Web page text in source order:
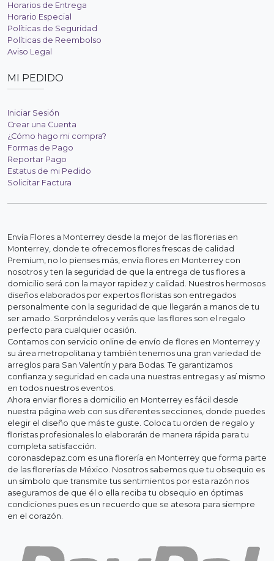
Horarios de Entrega
Horario Especial
Políticas de Seguridad
Políticas de Reembolso
Aviso Legal
MI PEDIDO
Iniciar Sesión
Crear una Cuenta
¿Cómo hago mi compra?
Formas de Pago
Reportar Pago
Estatus de mi Pedido
Solicitar Factura
Envía Flores a Monterrey desde la mejor de las florerias en
Monterrey, donde te ofrecemos flores frescas de calidad
Premium, no lo pienses más, envía flores en Monterrey con
nosotros y ten la seguridad de que la entrega de tus flores a
domicilio será con la mayor rapidez y calidad. Nuestros hermosos
diseños elaborados por expertos floristas son entregados
personalmente con la seguridad de que llegarán a manos de tu
ser amado. Sorpréndelos y verás que las flores son el regalo
perfecto para cualquier ocasión.
Contamos con servicio online de envío de flores en Monterrey y
su área metropolitana y también tenemos una gran variedad de
arreglos para San Valentín y para Bodas. Te garantizamos
confianza y seguridad en cada una nuestras entregas y así mismo
en todos nuestros eventos.
Ahora enviar flores a domicilio en Monterrey es fácil desde
nuestra página web con sus diferentes secciones, donde puedes
elegir el diseño que más te guste. Coloca tu orden de regalo y
floristas profesionales lo elaborarán de manera rápida para tu
completa satisfacción.
coronasdepaz.com es una florería en Monterrey que forma parte
de las florerías de México. Nosotros sabemos que tu obsequio es
un símbolo que transmite tus sentimientos por esta razón nos
aseguramos de que él o ella reciba tu obsequio en óptimas
condiciones pues es un recuerdo que se atesora para siempre
en el corazón.